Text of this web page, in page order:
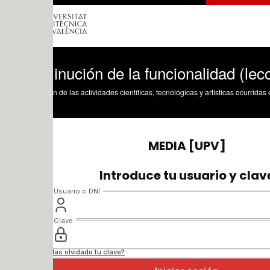
de la funcionalidad (lección
de las actividades científicas, tecnológicas y artísticas ocurridas en los tres